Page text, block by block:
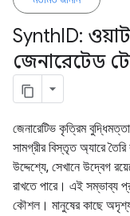
SynthID:
জেনারেটেড
জেনারেটিভ কৃত্রিম
সামগ্রীর বিস্তৃত অ্যারে
উদ্দেশ্যে, সেখানে উদ্বেগ
রাখতে পারে। এই সম্ভাব্য
কৌশল। মানুষের কাছে